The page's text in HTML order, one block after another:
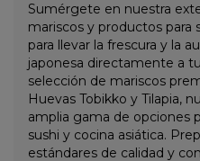
Sumérgete en nuestra
mariscos y productos para
para llevar la frescura y la
japonesa directamente a
selección de mariscos
Huevas Tobikko y Tilapia,
amplia gama de opciones
sushi y cocina asiática.
estándares de calidad y